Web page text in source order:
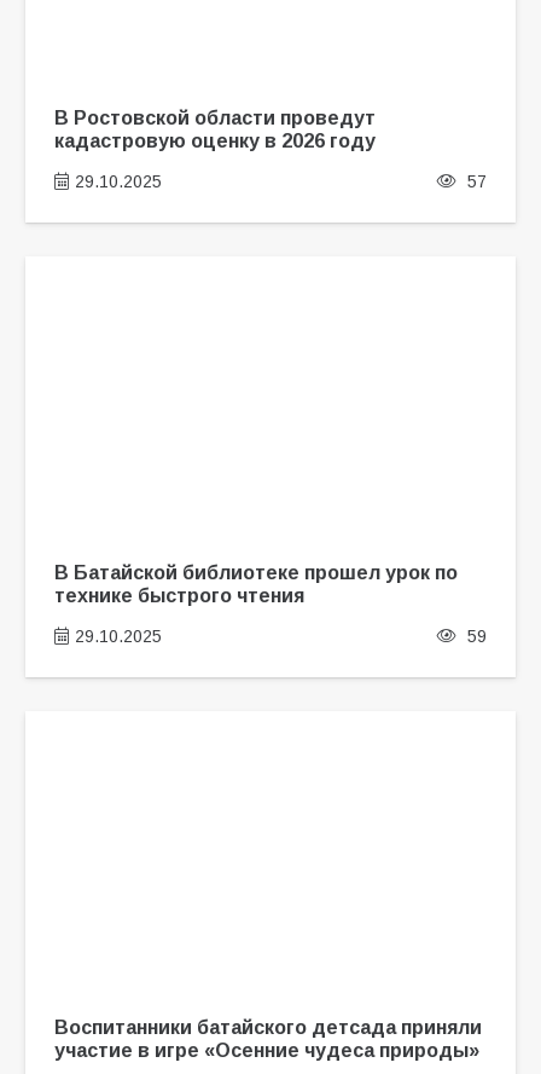
В Ростовской области проведут
кадастровую оценку в 2026 году
29.10.2025 57
В Батайской библиотеке прошел урок по
технике быстрого чтения
29.10.2025 59
Воспитанники батайского детсада приняли
участие в игре «Осенние чудеса природы»